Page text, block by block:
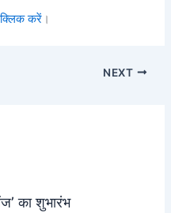
क्लिक करें ।
NEXT
का शुभारंभ